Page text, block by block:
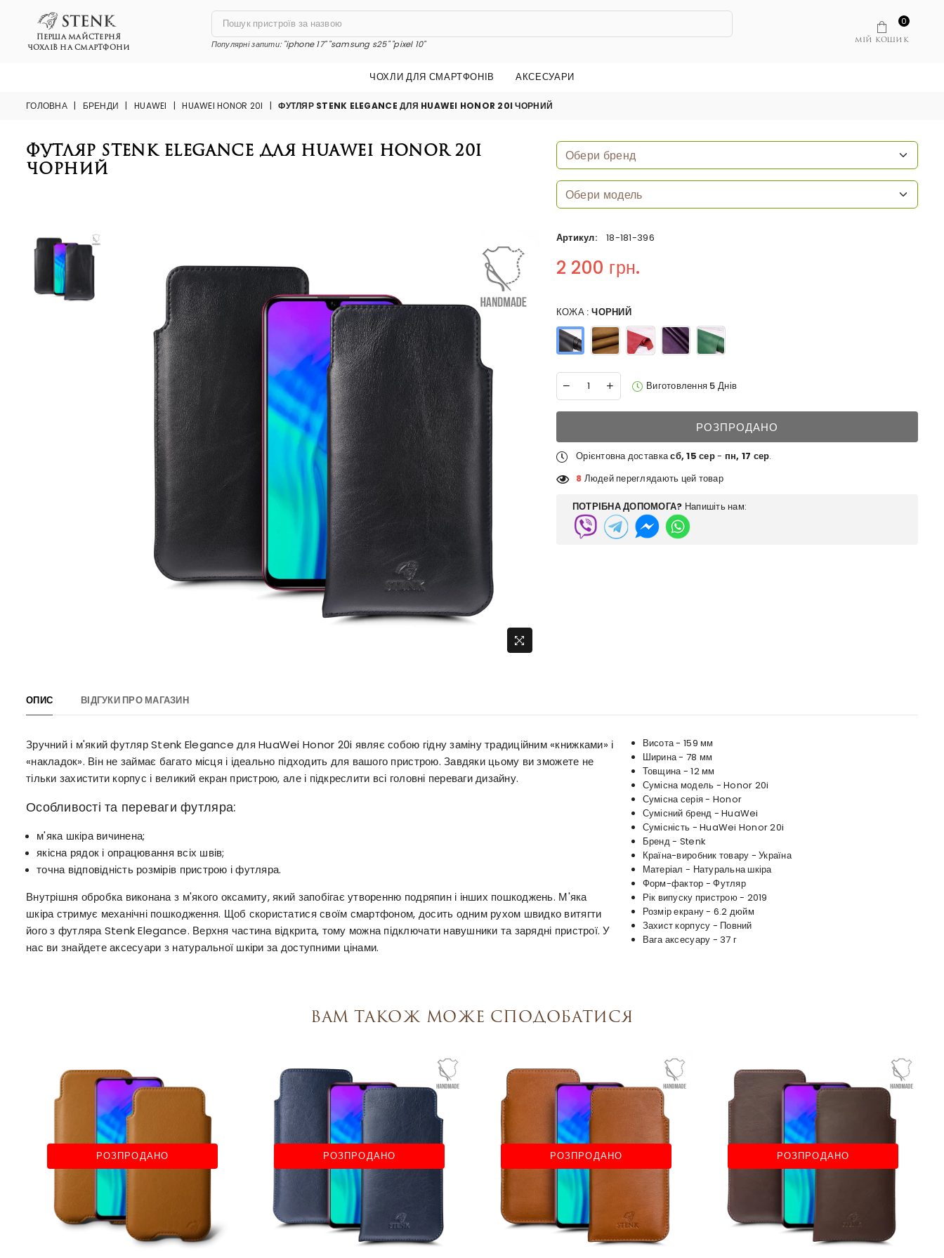
ПЕРША МАЙСТЕРНЯ
ЧОХЛІВ НА СМАРТФОНИ
Популярні запити:"iphone 17" "samsung s25" "pixel 10" МІЙ КОШИК
0
ЧОХЛИ ДЛЯ СМАРТФОНІВ АКСЕСУАРИ
ГОЛОВНА | БРЕНДИ | HUAWEI | HUAWEI HONOR 20I | ФУТЛЯР STENK ELEGANCE ДЛЯ HUAWEI HONOR 20I ЧОРНИЙ
Футляр Stenk Elegance для HuaWei Honor 20i
Чорний
Артикул: 18-181-396
Regular price
2 200 грн.
КОЖА : ЧОРНИЙ
Виготовлення 5 Днів
РОЗПРОДАНО
Орієнтовна доставкасб, 15 сер- пн, 17 сер.
8 Людей переглядають цей товар
ПОТРІБНА ДОПОМОГА? Напишіть нам:
ОПИС ВІДГУКИ ПРО МАГАЗИН
Зручний і м'який футляр Stenk Elegance для HuaWei Honor 20i являє собою гідну заміну традиційним «книжками» і
«накладок». Він не займає багато місця і ідеально підходить для вашого пристрою. Завдяки цьому ви зможете не
тільки захистити корпус і великий екран пристрою, але і підкреслити всі головні переваги дизайну.
Особливості та переваги футляра:
м'яка шкіра вичинена;
якісна рядок і опрацювання всіх швів;
точна відповідність розмірів пристрою і футляра.
Внутрішня обробка виконана з м'якого оксамиту, який запобігає утворенню подряпин і інших пошкоджень. М'яка
шкіра стримує механічні пошкодження. Щоб скористатися своїм смартфоном, досить одним рухом швидко витягти
його з футляра Stenk Elegance. Верхня частина відкрита, тому можна підключати навушники та зарядні пристрої. У
нас ви знайдете аксесуари з натуральної шкіри за доступними цінами.
Висота - 159 мм
Ширина - 78 мм
Товщина - 12 мм
Сумісна модель - Honor 20i
Сумісна серія - Honor
Сумісний бренд - HuaWei
Сумісність - HuaWei Honor 20i
Бренд - Stenk
Країна-виробник товару - Україна
Матеріал - Натуральна шкіра
Форм-фактор - Футляр
Рік випуску пристрою - 2019
Розмір екрану - 6.2 дюйм
Захист корпусу - Повний
Вага аксесуару - 37 г
Вам також може сподобатися
РОЗПРОДАНО РОЗПРОДАНО РОЗПРОДАНО РОЗПРОДАНО